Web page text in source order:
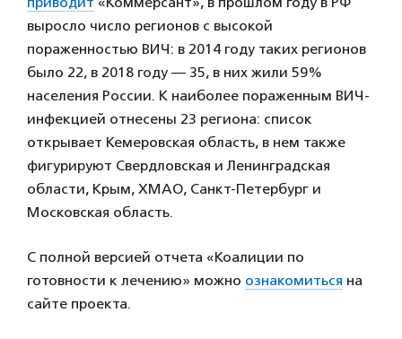
выросло число регионов с высокой
пораженностью ВИЧ: в 2014 году таких регионов
было 22, в 2018 году — 35, в них жили 59%
населения России. К наиболее пораженным ВИЧ-
инфекцией отнесены 23 региона: список
открывает Кемеровская область, в нем также
фигурируют Свердловская и Ленинградская
области, Крым, ХМАО, Санкт-Петербург и
Московская область.
С полной версией отчета «Коалиции по
готовности к лечению» можно ознакомиться на
сайте проекта.